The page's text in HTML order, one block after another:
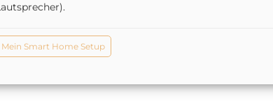
Mein Smart Home Setup